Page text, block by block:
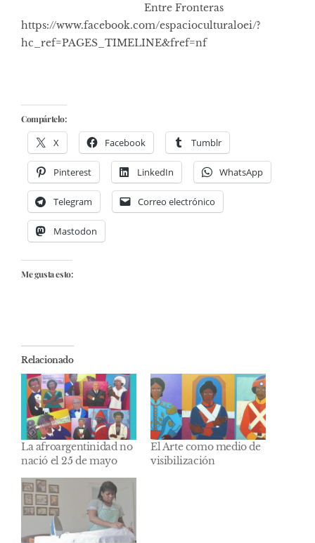
Entre Fronteras
https://www.facebook.com/espacioculturaloei/?
hc_ref=PAGES_TIMELINE&fref=nf
Compártelo:
X Facebook Tumblr
Pinterest LinkedIn WhatsApp
Telegram Correo electrónico
Mastodon
Me gusta esto:
Relacionado
La afroargentinidad no
nació el 25 de mayo
El Arte como medio de
visibilización